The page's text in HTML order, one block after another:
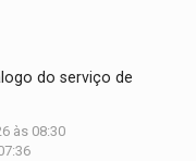
do serviço de
às 08:30